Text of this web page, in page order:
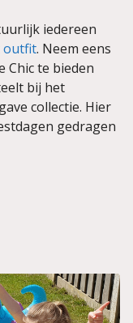
iedereen
outfit. Neem eens
Chic te bieden
bij het
collectie. Hier
gedragen